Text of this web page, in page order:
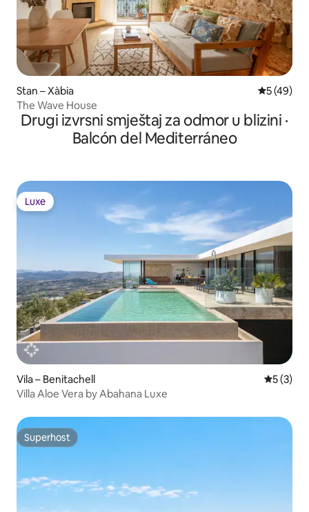
Stan – Xàbia Prosječna
5 (49)
The Wave House
Drugi izvrsni smještaj za odmor u blizini ·
Balcón del Mediterráneo
Luxe
Luxe
Vila – Benitachell
5 (3)
Villa Aloe Vera by Abahana Luxe
Superhost
Superhost